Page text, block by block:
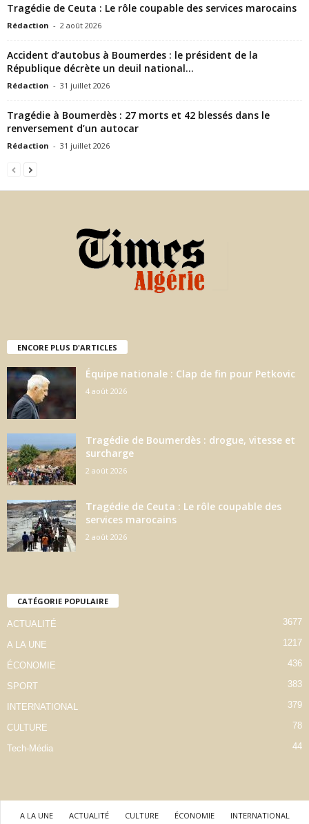
Tragédie de Ceuta : Le rôle coupable des services marocains
Rédaction - 2 août 2026
Accident d’autobus à Boumerdes : le président de la
République décrète un deuil national...
Rédaction - 31 juillet 2026
Tragédie à Boumerdès : 27 morts et 42 blessés dans le
renversement d’un autocar
Rédaction - 31 juillet 2026
ENCORE PLUS D'ARTICLES
Équipe nationale : Clap de fin pour Petkovic
4 août 2026
Tragédie de Boumerdès : drogue, vitesse et
surcharge
2 août 2026
Tragédie de Ceuta : Le rôle coupable des
services marocains
2 août 2026
CATÉGORIE POPULAIRE
ACTUALITÉ 3677
A LA UNE 1217
ÉCONOMIE 436
SPORT 383
INTERNATIONAL 379
CULTURE 78
Tech-Média 44
A LA UNE ACTUALITÉ CULTURE ÉCONOMIE INTERNATIONAL